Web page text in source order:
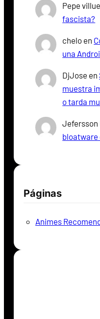
Pepe
fascista?
chelo en
una
DjJose en
muestra
o tarda
Jefersson
bloatware
Páginas
Animes